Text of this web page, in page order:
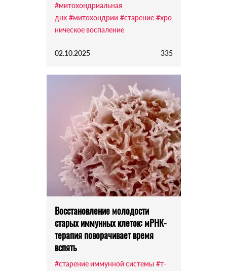
#митохондриальная
днк #митохондрии #старение #хро
ническое воспаление
02.10.2025 335
Восстановление молодости
старых иммунных клеток: мРНК-
терапия поворачивает время
вспять
#старение иммунной системы #т-